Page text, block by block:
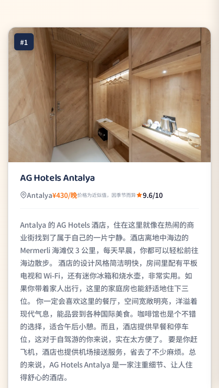
#1
AG Hotels Antalya
Antalya¥430/晚价格为近似值，因季节而异 9.6/10
Antalya 的 AG Hotels 酒店，住在这里就像在热闹的商
业街找到了属于自己的一片宁静。酒店离地中海边的
Mermerli 海滩仅 3 公里，每天早晨，你都可以轻松前往
海边散步。 酒店的设计风格简洁明快，房间里配有平板
电视和 Wi-Fi，还有迷你冰箱和烧水壶，非常实用。如
果你带着家人出行，这里的家庭房也能舒适地住下三
位。 你一定会喜欢这里的餐厅，空间宽敞明亮，洋溢着
现代气息，能品尝到各种国际美食。咖啡馆也是个不错
的选择，适合午后小憩。而且，酒店提供早餐和停车
位，这对于自驾游的你来说，实在太方便了。 要是你赶
飞机，酒店也提供机场接送服务，省去了不少麻烦。总
的来说，AG Hotels Antalya 是一家注重细节、让人住
得舒心的酒店。